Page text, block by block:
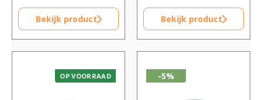
Bekijk product Bekijk product
OP VOORRAAD -5%